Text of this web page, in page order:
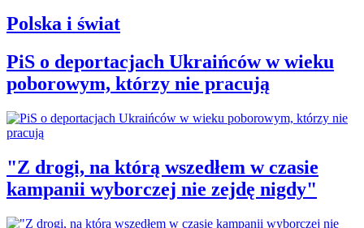
Polska i świat
PiS o deportacjach Ukraińców w wieku
poborowym, którzy nie pracują
"Z drogi, na którą wszedłem w czasie
kampanii wyborczej nie zejdę nigdy"